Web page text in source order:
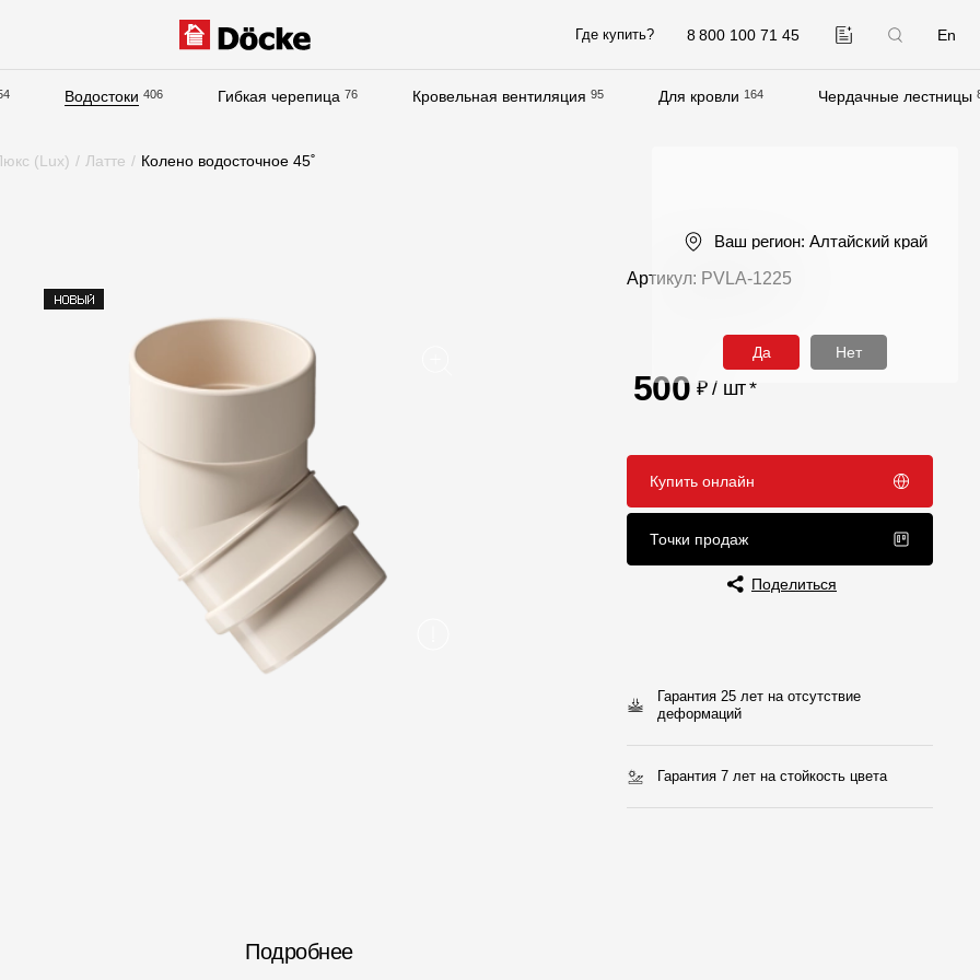
8 800 100 71 45 En
Где купить?
Водостоки 406 Гибкая черепица 76 Кровельная вентиляция 95 Для кровли 164 Чердачные лестницы
Сертификаты
Фото объектов
Вопрос-ответ/Faq
Статьи
Сервисы
Отправка рекламации
(Lux) / Латте / Колено водосточное 45˚
Артикул: PVLA-1225
500 ₽ / шт*
Гарантия 25 лет на отсутствие
деформаций
Гарантия 7 лет на стойкость цвета
Купить онлайн
Точки продаж
Поделиться
Подробнее
Ваш регион: Алтайский край
Да Нет